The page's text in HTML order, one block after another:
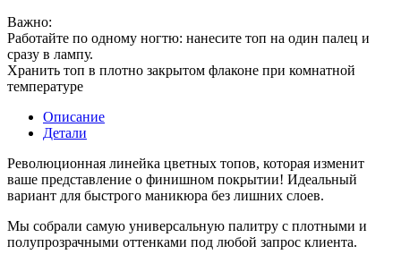
Важно:
Работайте по одному ногтю: нанесите топ на один палец и
сразу в лампу.
Хранить топ в плотно закрытом флаконе при комнатной
температуре
Описание
Детали
Революционная линейка цветных топов, которая изменит
ваше представление о финишном покрытии! Идеальный
вариант для быстрого маникюра без лишних слоев.
Мы собрали самую универсальную палитру с плотными и
полупрозрачными оттенками под любой запрос клиента.